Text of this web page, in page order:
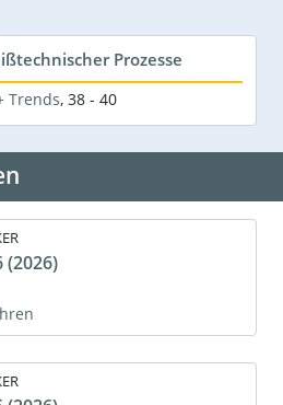
Prozesse
Trends, 38 - 40
(2026)